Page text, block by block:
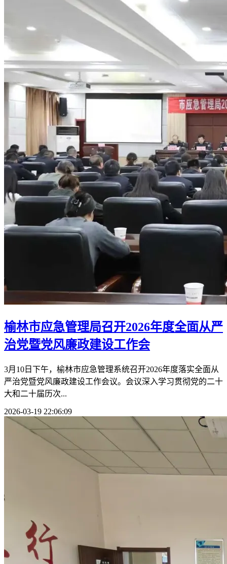
榆林市应急管理局召开2026年度全面从严
治党暨党风廉政建设工作会
3月10日下午，榆林市应急管理系统召开2026年度落实全面从
严治党暨党风廉政建设工作会议。会议深入学习贯彻党的二十
大和二十届历次...
2026-03-19 22:06:09